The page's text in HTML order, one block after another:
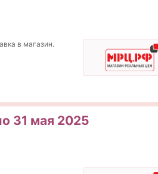
в магазин.
31 мая 2025